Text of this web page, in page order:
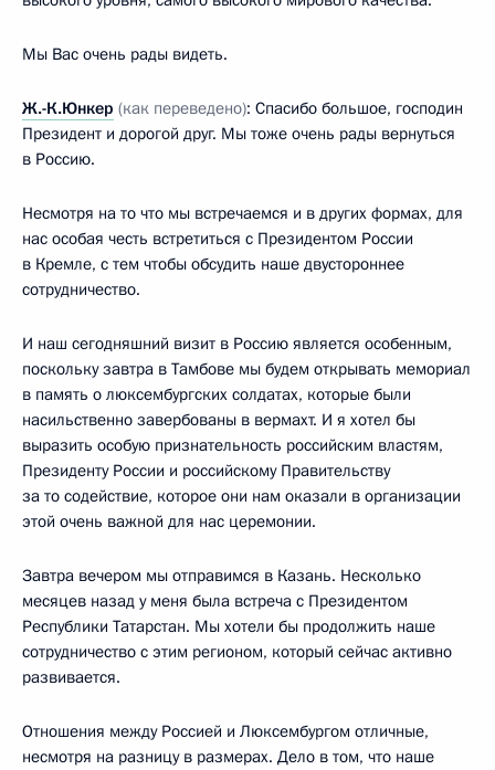
Мы Вас очень рады видеть.
Ж.-К.Юнкер (как переведено): Спасибо большое, господин
Президент и дорогой друг. Мы тоже очень рады вернуться
в Россию.
Несмотря на то что мы встречаемся и в других формах, для
нас особая честь встретиться с Президентом России
в Кремле, с тем чтобы обсудить наше двустороннее
сотрудничество.
И наш сегодняшний визит в Россию является особенным,
поскольку завтра в Тамбове мы будем открывать мемориал
в память о люксембургских солдатах, которые были
насильственно завербованы в вермахт. И я хотел бы
выразить особую признательность российским властям,
Президенту России и российскому Правительству
за то содействие, которое они нам оказали в организации
этой очень важной для нас церемонии.
Завтра вечером мы отправимся в Казань. Несколько
месяцев назад у меня была встреча с Президентом
Республики Татарстан. Мы хотели бы продолжить наше
сотрудничество с этим регионом, который сейчас активно
развивается.
Отношения между Россией и Люксембургом отличные,
несмотря на разницу в размерах. Дело в том, что наше